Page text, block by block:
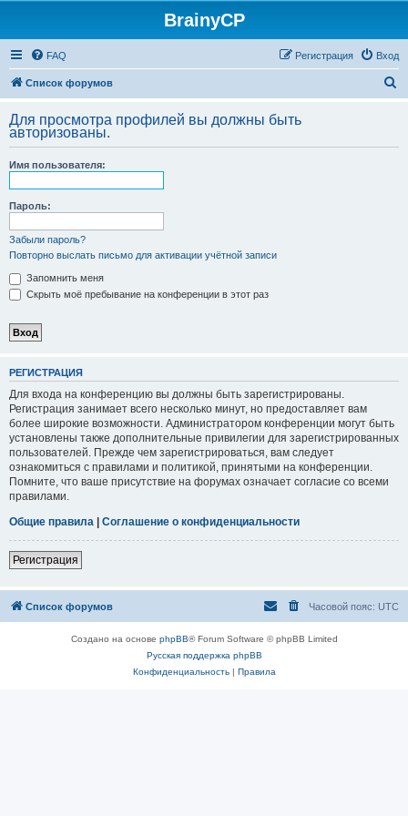
BrainyCP
FAQ Вход
Регистрация
Список форумов
с
Для просмотра профилей вы должны быть
авторизованы.
Имя пользователя:
Пароль:
Забыли пароль?
Повторно выслать письмо для активации учётной записи
Запомнить меня
Скрыть моё пребывание на конференции в этот раз
РЕГИСТРАЦИЯ
Для входа на конференцию вы должны быть зарегистрированы.
Регистрация занимает всего несколько минут, но предоставляет вам
более широкие возможности. Администратором конференции могут быть
установлены также дополнительные привилегии для зарегистрированных
пользователей. Прежде чем зарегистрироваться, вам следует
ознакомиться с правилами и политикой, принятыми на конференции.
Помните, что ваше присутствие на форумах означает согласие со всеми
правилами.
Общие правила | Соглашение о конфиденциальности
Регистрация
Список форумов Часовой пояс: UTC
Создано на основе phpBB® Forum Software © phpBB Limited
Русская поддержка phpBB
Конфиденциальность| Правила